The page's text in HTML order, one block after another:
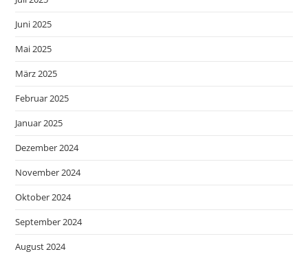
Juni 2025
Mai 2025
März 2025
Februar 2025
Januar 2025
Dezember 2024
November 2024
Oktober 2024
September 2024
August 2024